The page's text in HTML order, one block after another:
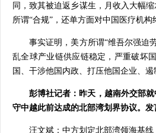
同，致其被迫返乡谋生，月收入大幅
所谓“合规”，还单方面对中国医疗机
事实证明，美方所谓“维吾尔强迫
乱全球产业链供应链稳定，严重破坏
国、干涉他国内政、打压他国企业、
彭博社记者：昨天，越南外交部
守中越此前达成的北部湾划界协议。发
汪文斌：中方划定北部湾领海基线